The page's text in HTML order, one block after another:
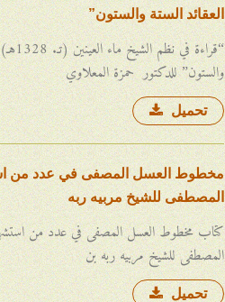
العقائد الستة والستون”
والستون” للدكتور حمزة المعلاوي
تحميل
مخطوط العسل المصفى في عدد من
المصطفى للشيخ مربيه ربه
كتاب مخطوط العسل المصفى في عدد من
المصطفى للشيخ مربيه ربه بن
تحميل